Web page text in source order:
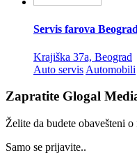
Servis farova
Krajiška 37a, Beograd
Auto servis Automobili
Zapratite Glogal
Želite da budete obavešteni
Samo se prijavite..